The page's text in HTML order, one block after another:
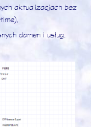
aktualizacjach bez
domen i usług.